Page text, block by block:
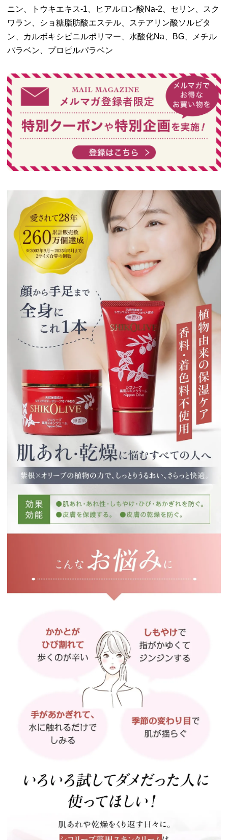
ニン、トウキエキス-1、ヒアルロン酸Na-2、セリン、スク
ワラン、ショ糖脂肪酸エステル、ステアリン酸ソルビタ
ン、カルボキシビニルポリマー、水酸化Na、BG、メチル
パラベン、プロピルパラベン